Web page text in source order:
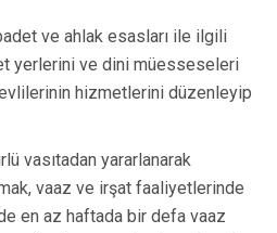
Turgutlu
Yunusemre
ve ahlak esasları ile ilgili
yerlerini ve dini müesseseleri
hizmetlerini düzenleyip
vasıtadan yararlanarak
vaaz ve irşat faaliyetlerinde
en az haftada bir defa vaaz